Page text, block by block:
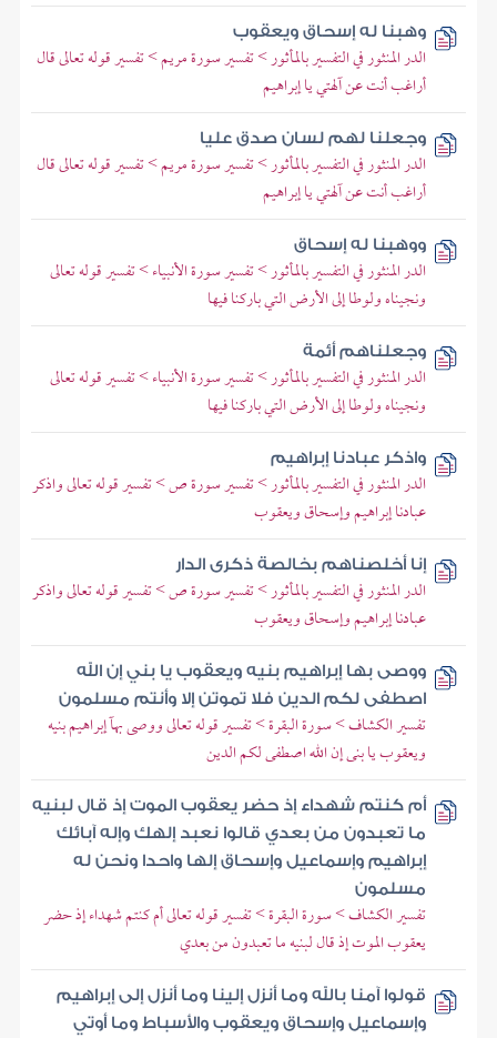
وهبنا له إسحاق ويعقوب
الدر المنثور في التفسير بالمأثور > تفسير سورة مريم > تفسير قوله تعالى قال
أراغب أنت عن آلهتي يا إبراهيم
وجعلنا لهم لسان صدق عليا
الدر المنثور في التفسير بالمأثور > تفسير سورة مريم > تفسير قوله تعالى قال
أراغب أنت عن آلهتي يا إبراهيم
ووهبنا له إسحاق
الدر المنثور في التفسير بالمأثور > تفسير سورة الأنبياء > تفسير قوله تعالى
ونجيناه ولوطا إلى الأرض التي باركنا فيها
وجعلناهم أئمة
الدر المنثور في التفسير بالمأثور > تفسير سورة الأنبياء > تفسير قوله تعالى
ونجيناه ولوطا إلى الأرض التي باركنا فيها
واذكر عبادنا إبراهيم
الدر المنثور في التفسير بالمأثور > تفسير سورة ص > تفسير قوله تعالى واذكر
عبادنا إبراهيم وإسحاق ويعقوب
إنا أخلصناهم بخالصة ذكرى الدار
الدر المنثور في التفسير بالمأثور > تفسير سورة ص > تفسير قوله تعالى واذكر
عبادنا إبراهيم وإسحاق ويعقوب
ووصى بها إبراهيم بنيه ويعقوب يا بني إن الله
اصطفى لكم الدين فلا تموتن إلا وأنتم مسلمون
تفسير الكشاف > سورة البقرة > تفسير قوله تعالى ووصى بهآ إبراهيم بنيه
ويعقوب يا بنى إن الله اصطفى لكم الدين
أم كنتم شهداء إذ حضر يعقوب الموت إذ قال لبنيه
ما تعبدون من بعدي قالوا نعبد إلهك وإله آبائك
إبراهيم وإسماعيل وإسحاق إلها واحدا ونحن له
مسلمون
تفسير الكشاف > سورة البقرة > تفسير قوله تعالى أم كنتم شهداء إذ حضر
يعقوب الموت إذ قال لبنيه ما تعبدون من بعدي
قولوا آمنا بالله وما أنزل إلينا وما أنزل إلى إبراهيم
وإسماعيل وإسحاق ويعقوب والأسباط وما أوتي